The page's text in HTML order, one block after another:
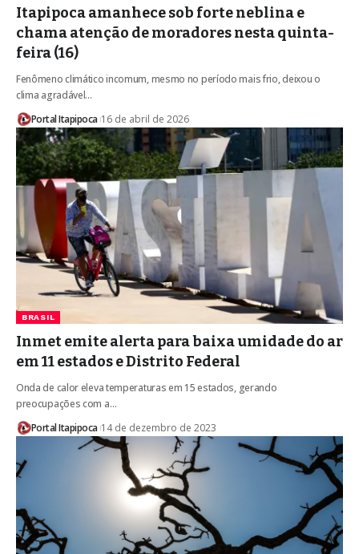
Itapipoca amanhece sob forte neblina e
chama atenção de moradores nesta quinta-
feira (16)
Fenômeno climático incomum, mesmo no período mais frio, deixou o
clima agradável…
Portal Itapipoca 16 de abril de 2026
BRASIL
Inmet emite alerta para baixa umidade do ar
em 11 estados e Distrito Federal
Onda de calor eleva temperaturas em 15 estados, gerando
preocupações com a…
Portal Itapipoca 14 de dezembro de 2023